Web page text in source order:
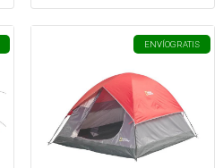
ENVÍOGRATIS